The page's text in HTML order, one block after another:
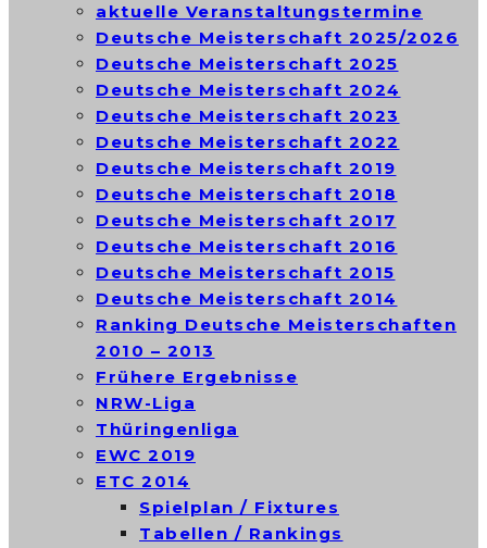
aktuelle Veranstaltungstermine
Deutsche Meisterschaft 2025/2026
Deutsche Meisterschaft 2025
Deutsche Meisterschaft 2024
Deutsche Meisterschaft 2023
Deutsche Meisterschaft 2022
Deutsche Meisterschaft 2019
Deutsche Meisterschaft 2018
Deutsche Meisterschaft 2017
Deutsche Meisterschaft 2016
Deutsche Meisterschaft 2015
Deutsche Meisterschaft 2014
Ranking Deutsche Meisterschaften
2010 – 2013
Frühere Ergebnisse
NRW-Liga
Thüringenliga
EWC 2019
ETC 2014
Spielplan / Fixtures
Tabellen / Rankings